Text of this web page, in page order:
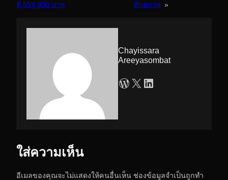
ที่ 559,900 บาท
ศักยภาพ »
Chayissara
Areeyasombat
WordPress X LinkedIn
ใส่ความเห็น
อีเมลของคุณจะไม่แสดงให้คนอื่นเห็น ช่องข้อมูลจำเป็นถูกทำ